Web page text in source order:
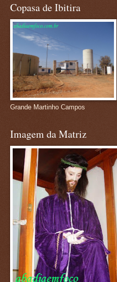
Copasa de Ibitira
Grande Martinho Campos
Imagem da Matriz